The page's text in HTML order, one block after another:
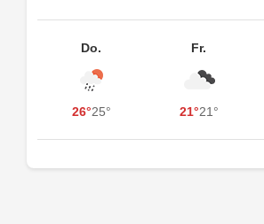
Do.
26°25°
Fr.
21°21°